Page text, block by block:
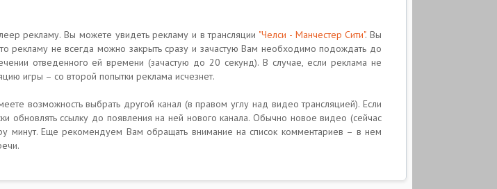
рекламу. Вы можете увидеть рекламу и в трансляции "Челси - Манчестер Сити". Вы
рекламу не всегда можно закрыть сразу и зачастую Вам необходимо подождать до
отведенного ей времени (зачастую до 20 секунд). В случае, если реклама не
игры – со второй попытки реклама исчезнет.
возможность выбрать другой канал (в правом углу над видео трансляцией). Если
обновлять ссылку до появления на ней нового канала. Обычно новое видео (сейчас
минут. Еще рекомендуем Вам обращать внимание на список комментариев – в нем